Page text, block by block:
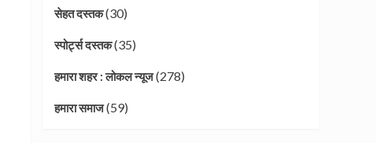
सेहत दस्तक(30)
स्पोर्ट्स दस्तक(35)
हमारा शहर : लोकल न्यूज(278)
हमारा समाज(59)